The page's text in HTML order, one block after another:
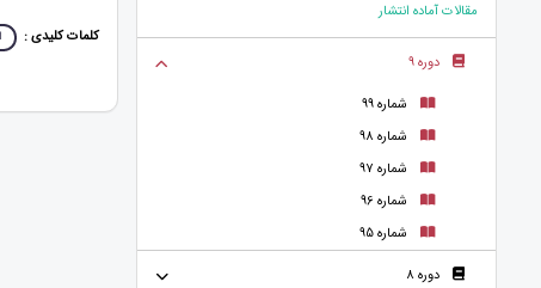
مقالات آماده انتشار
دوره 9
شماره 99
شماره 98
شماره 97
شماره 96
شماره 95
دوره 8
کلمات کلیدی :